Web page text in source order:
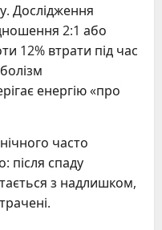
Дослідження
2:1 або
12% втрати під час
енергію «про
часто
після спаду
з надлишком,